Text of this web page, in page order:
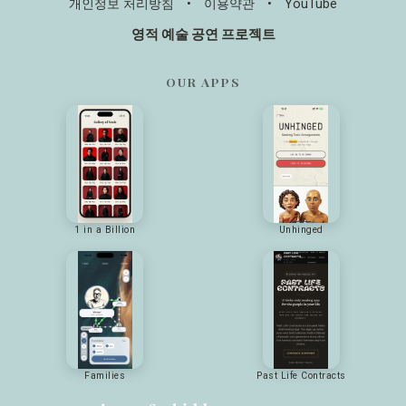
개인정보 처리방침 • 이용약관 • YouTube
영적 예술 공연 프로젝트
OUR APPS
1 in a Billion Unhinged
Families Past Life Contracts